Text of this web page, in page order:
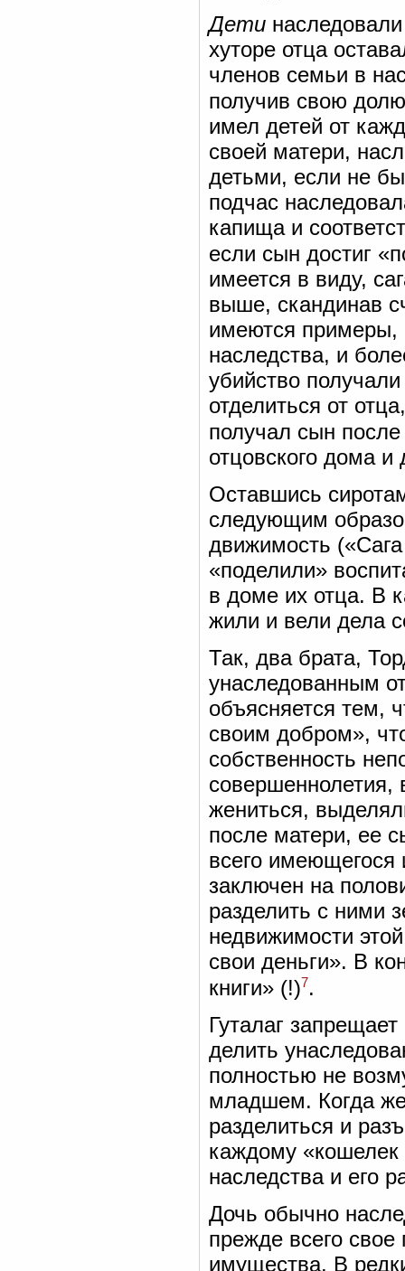
Дети
хуторе отца
членов семьи в
получив свою долю
имел детей от
своей матери,
детьми, если не
подчас
капища и
если сын достиг
имеется в виду,
выше, скандинав
имеются примеры,
наследства, и
убийство
отделиться от
получал сын
отцовского дома и
Оставшись
следующим
движимость
«поделили»
в доме их отца. В
жили и вели дела
Так, два брата,
унаследованным
объясняется тем,
своим добром»,
собственность
жениться,
после матери, ее
всего имеющегося
заключен на
разделить с ними
недвижимости
свои деньги». В
книги» (!)7.
Гуталаг
делить
полностью не
младшем. Когда же
разделиться и
каждому
наследства и его
Дочь обычно
прежде всего
имущества. В